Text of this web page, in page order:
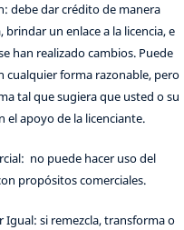
debe dar crédito de manera
brindar un enlace a la licencia, e
han realizado cambios. Puede
cualquier forma razonable, pero
tal que sugiera que usted o su
el apoyo de la licenciante.
no puede hacer uso del
propósitos comerciales.
Igual: si remezcla, transforma o